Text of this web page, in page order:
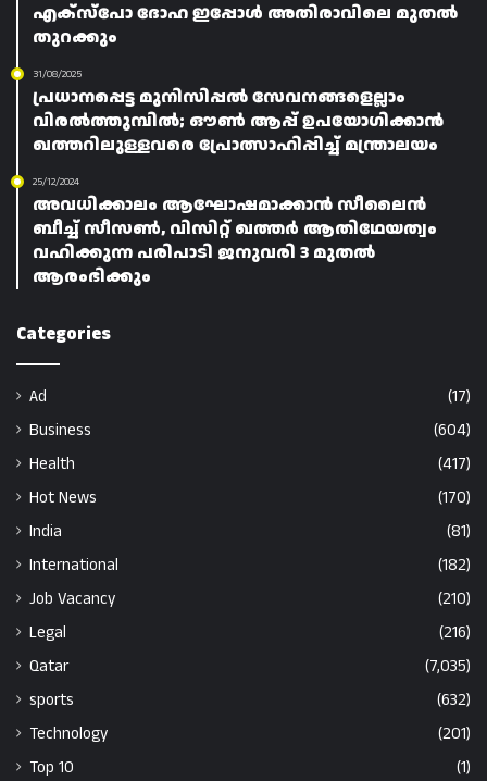
എക്‌സ്‌പോ ദോഹ ഇപ്പോൾ അതിരാവിലെ മുതൽ
തുറക്കും
31/08/2025
പ്രധാനപ്പെട്ട മുനിസിപ്പൽ സേവനങ്ങളെല്ലാം
വിരൽത്തുമ്പിൽ; ഔൺ ആപ്പ് ഉപയോഗിക്കാൻ
ഖത്തറിലുള്ളവരെ പ്രോത്സാഹിപ്പിച്ച് മന്ത്രാലയം
25/12/2024
അവധിക്കാലം ആഘോഷമാക്കാൻ സീലൈൻ
ബീച്ച് സീസൺ, വിസിറ്റ് ഖത്തർ ആതിഥേയത്വം
വഹിക്കുന്ന പരിപാടി ജനുവരി 3 മുതൽ
ആരംഭിക്കും
Categories
Ad
(17)
Business
(604)
Health
(417)
Hot News
(170)
India
(81)
International
(182)
Job Vacancy
(210)
Legal
(216)
Qatar
(7,035)
sports
(632)
Technology
(201)
Top 10
(1)